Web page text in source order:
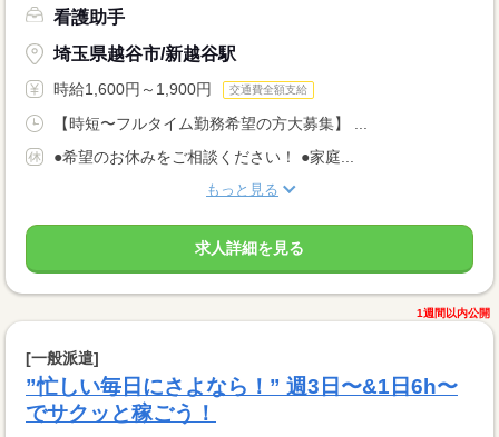
看護助手
埼玉県越谷市/新越谷駅
時給1,600円～1,900円 交通費全額支給
【時短〜フルタイム勤務希望の方大募集】 ...
●希望のお休みをご相談ください！ ●家庭...
もっと見る
求人詳細を見る
1週間以内公開
[一般派遣]
”忙しい毎日にさよなら！” 週3日〜&1日6h〜
でサクッと稼ごう！